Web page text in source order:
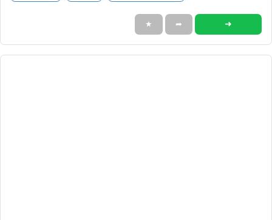
★ ➦ ➜